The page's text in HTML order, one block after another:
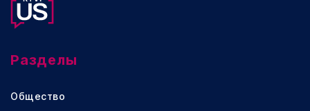
Разделы
Общество